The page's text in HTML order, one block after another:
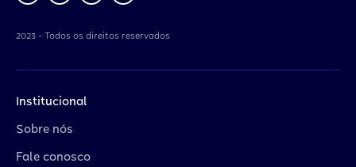
2023 - Todos os direitos reservados
Institucional
Sobre nós
Fale conosco